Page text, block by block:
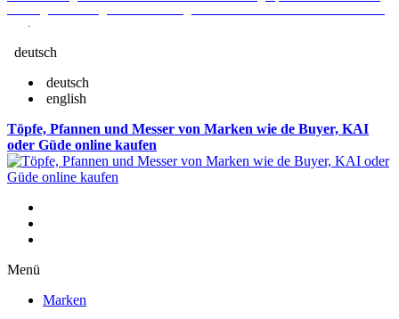
.
deutsch
deutsch
english
Töpfe, Pfannen und Messer von Marken wie de Buyer, KAI
oder Güde online kaufen
Menü
Marken